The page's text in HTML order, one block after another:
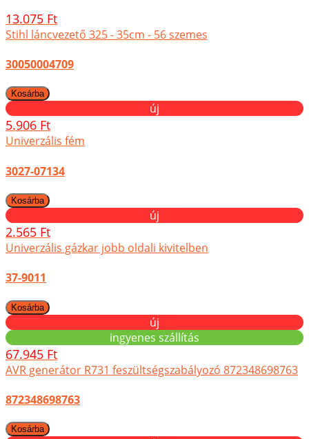
13.075 Ft
Stihl láncvezető 325 - 35cm - 56 szemes
30050004709
új
5.906 Ft
Univerzális fém
3027-07134
új
2.565 Ft
Univerzális gázkar jobb oldali kivitelben
37-9011
új
ingyenes szállítás
67.945 Ft
AVR generátor R731 feszültségszabályozó 872348698763
872348698763